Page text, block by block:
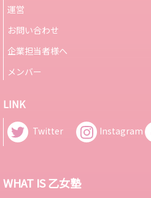
運営
お問い合わせ
企業担当者様へ
メンバー
LINK
Twitter Instagram
WHAT IS 乙女塾